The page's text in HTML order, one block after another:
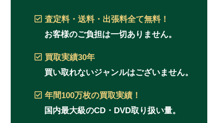
査定料・送料・出張料全て無料！
お客様のご負担は一切ありません。
買取実績30年
買い取れないジャンルはございません。
年間100万枚の買取実績！
国内最大級のCD・DVD取り扱い量。